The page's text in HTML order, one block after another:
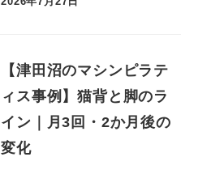
【津田沼のマシンピラテ
ィス事例】猫背と脚のラ
イン｜月3回・2か月後の
変化